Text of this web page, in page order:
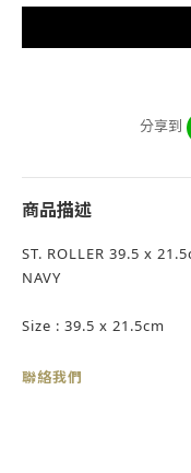
分享到
商品描述
ST. ROLLER 39.5 x
NAVY
Size : 39.5 x 21.5cm
聯絡我們